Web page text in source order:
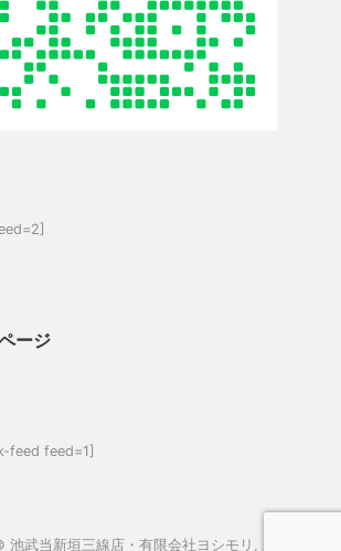
ージ
feed feed=1]
池武当新垣三線店・有限会社ヨシモリ